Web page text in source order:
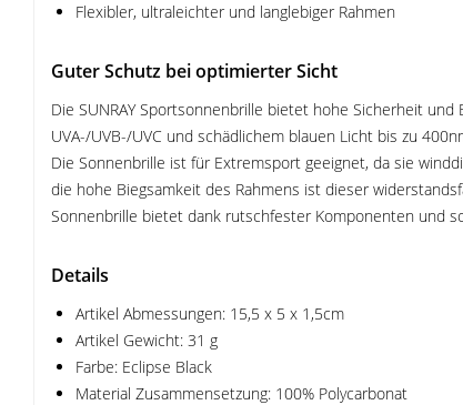
Flexibler, ultraleichter und langlebiger Rahmen
Guter Schutz bei optimierter Sicht
Die SUNRAY Sportsonnenbrille bietet hohe Sicherheit
UVA-/UVB-/UVC und schädlichem blauen Licht bis zu
Die Sonnenbrille ist für Extremsport geeignet, da sie
die hohe Biegsamkeit des Rahmens ist dieser
Sonnenbrille bietet dank rutschfester Komponenten und
Details
Artikel Abmessungen: 15,5 x 5 x 1,5cm
Artikel Gewicht: 31 g
Farbe: Eclipse Black
Material Zusammensetzung: 100% Polycarbonat